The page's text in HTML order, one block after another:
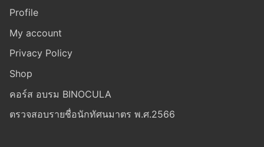
Profile
My account
Privacy Policy
Shop
คอร์ส อบรม BINOCULA
ตรวจสอบรายชื่อนักทัศนมาตร พ.ศ.2566